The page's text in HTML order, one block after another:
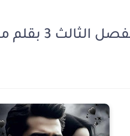
3 بقلم منال كريم